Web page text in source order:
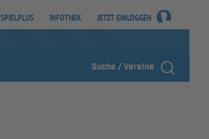
SPIELPLUS INFOTHEK JETZT EINLOGGEN
Suche / Vereine